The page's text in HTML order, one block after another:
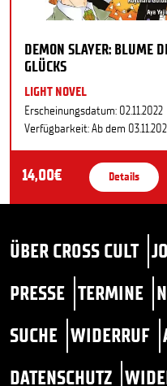
DEMON SLAYER: BLUME
GLÜCKS
LIGHT NOVEL
Erscheinungsdatum: 02.11.2022
Verfügbarkeit: Ab dem
14,00€ Details
ÜBER CROSS CULT
PRESSE TERMINE
SUCHE WIDERRUF
DATENSCHUTZ